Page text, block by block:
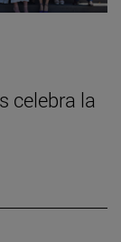
celebra la